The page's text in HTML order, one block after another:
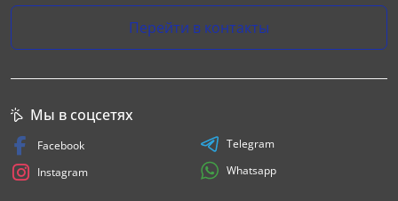
Перейти в контакты
Мы в соцсетях
Facebook
Instagram
Telegram
Whatsapp